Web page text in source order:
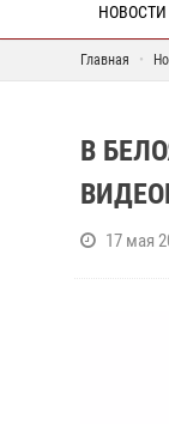
НОВОСТИ
Главная
В
17 мая